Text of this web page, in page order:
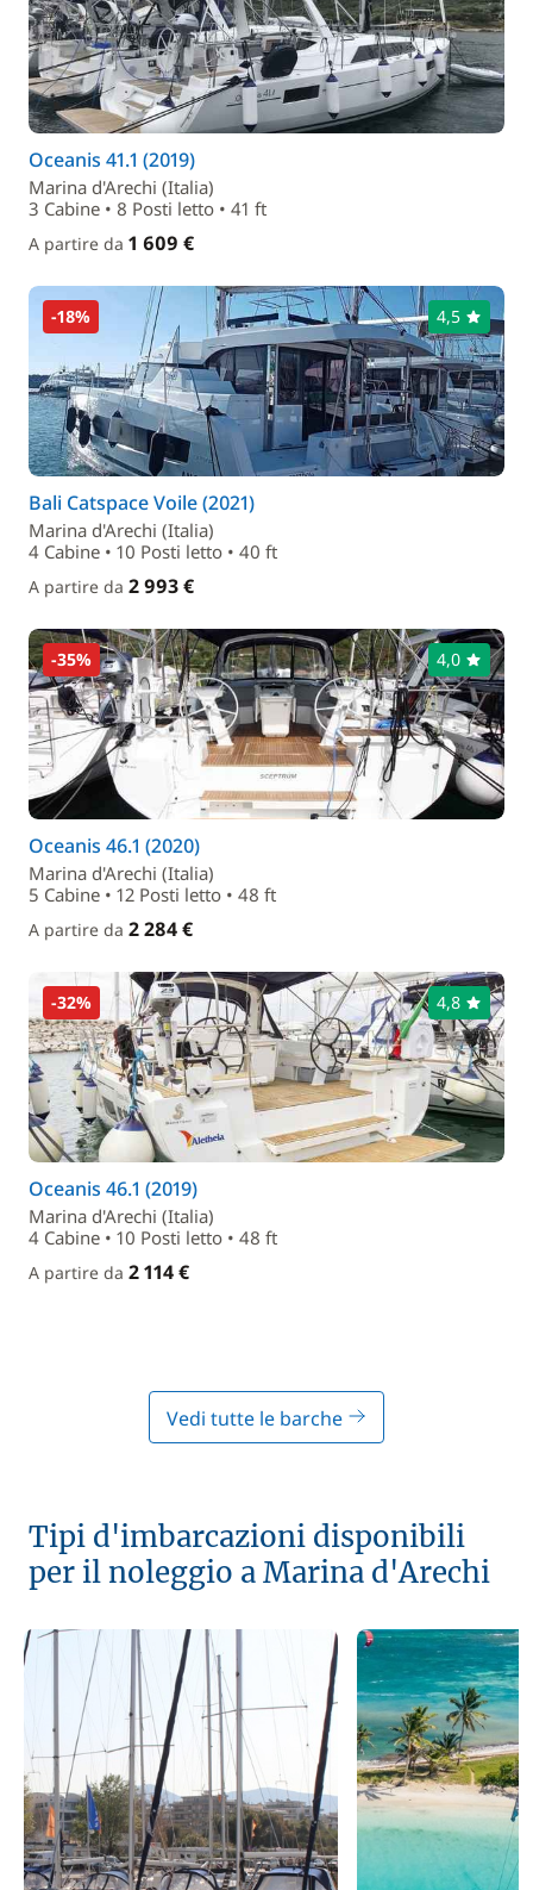
Oceanis 41.1 (2019)
Marina d'Arechi (Italia)
3 Cabine • 8 Posti letto • 41 ft
A partire da 1 609 €
-18% 4,5
Bali Catspace Voile (2021)
Marina d'Arechi (Italia)
4 Cabine • 10 Posti letto • 40 ft
A partire da 2 993 €
-35% 4,0
Oceanis 46.1 (2020)
Marina d'Arechi (Italia)
5 Cabine • 12 Posti letto • 48 ft
A partire da 2 284 €
-32% 4,8
Oceanis 46.1 (2019)
Marina d'Arechi (Italia)
4 Cabine • 10 Posti letto • 48 ft
A partire da 2 114 €
Vedi tutte le barche
Tipi d'imbarcazioni disponibili
per il noleggio a Marina d'Arechi